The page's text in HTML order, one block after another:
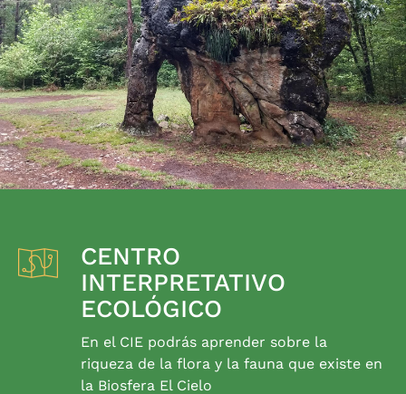
CENTRO
INTERPRETATIVO
ECOLÓGICO
En el CIE podrás aprender sobre la
riqueza de la flora y la fauna que existe en
la Biosfera El Cielo